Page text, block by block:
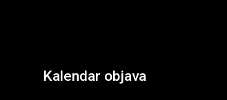
Kalendar objava